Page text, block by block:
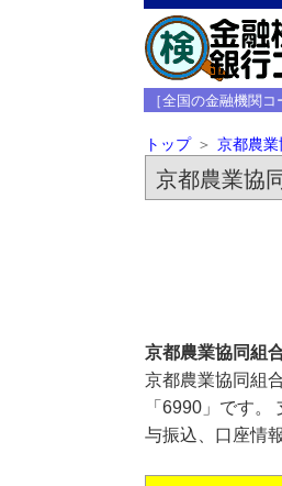
［全国の金融機関
トップ 京都農
京都農業協
京都農業協同組
京都農業協同組
「6990」です
与振込、口座情